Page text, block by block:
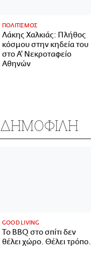
ΠΟΛΙΤΙΣΜΟΣ
Λάκης Χαλκιάς: Πλήθος
κόσμου στην κηδεία του
στο Α' Νεκροταφείο
Αθηνών
ΔΗΜΟΦΙΛΗ
GOOD LIVING
Το BBQ στο σπίτι δεν
θέλει χώρο. Θέλει τρόπο.